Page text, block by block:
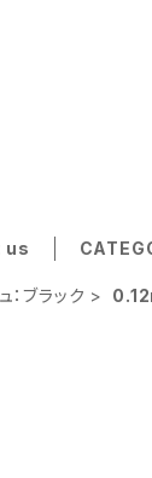
us
：ブラック